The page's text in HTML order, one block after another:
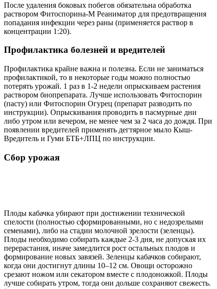
После удаления боковых побегов обязательна обработка
раствором Фитоспорина-М Реаниматор для предотвращения
попадания инфекции через раны (применяется раствор в
концентрации 1:20).
Профилактика болезней и вредителей
Профилактика крайне важна и полезна. Если не заниматься
профилактикой, то в некоторые годы можно полностью
потерять урожай. 1 раз в 1-2 недели опрыскиваем растения
раствором биопрепарата. Лучше использовать Фитоспорин
(пасту) или Фитоспорин Огурец (препарат разводить по
инструкции). Опрыскивания проводить в пасмурные дни
либо утром или вечером, не менее чем за 2 часа до дождя. При
появлении вредителей применять дегтярное мыло Кыш-
Вредитель и Гуми БТБ+ЛПЦ по инструкции.
Сбор урожая
Плоды кабачка убирают при достижении технической
спелости (полностью сформированными, но с недозрелыми
семенами), либо на стадии молочной зрелости (зеленцы).
Плоды необходимо собирать каждые 2-3 дня, не допуская их
перерастания, иначе замедлится рост остальных плодов и
формирование новых завязей. Зеленцы кабачков собирают,
когда они достигнут длины 10–12 см. Овощи осторожно
срезают ножом или секатором вместе с плодоножкой. Плоды
лучше собирать утром, тогда они дольше сохраняют свежесть.